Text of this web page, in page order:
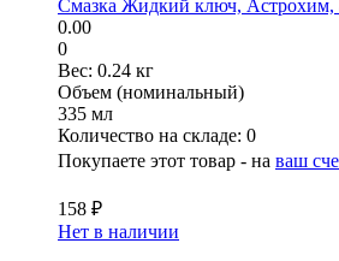
Смазка Жидкий ключ, Астрохим,
0.00
0
Вес: 0.24 кг
Объем (номинальный)
335 мл
Количество на складе: 0
Покупаете этот товар - на ваш
158 ₽
Нет в наличии